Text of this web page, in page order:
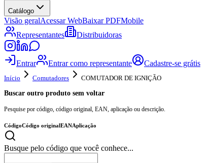
Catálogo
Visão geralAcessar WebBaixar PDFMobile
Representantes
Distribuidoras
Entrar Entrar como representante Cadastre-se grátis
Início Comutadores
COMUTADOR DE IGNIÇÃO
Buscar outro produto sem voltar
Pesquise por código, código original, EAN, aplicação ou descrição.
CódigoCódigo originalEANAplicação
Busque pelo código que você conhece..